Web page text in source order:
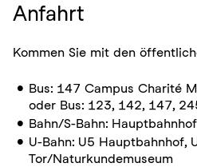
Anfahrt
Kommen Sie mit den
Bus: 147 Campus Charité
oder Bus: 123, 142, 147,
Bahn/S-Bahn: Hauptbahnhof
U-Bahn: U5 Hauptbahnhof,
Tor/Naturkundemuseum